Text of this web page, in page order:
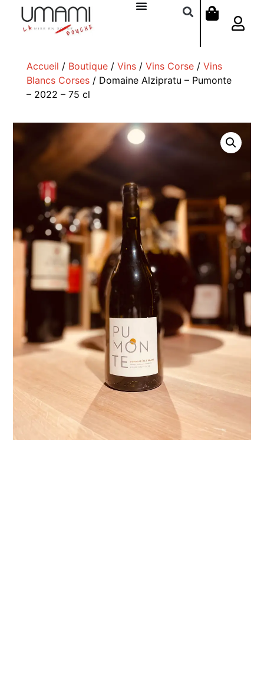
Accueil / Boutique/ Vins/ Vins Corse/ Vins
Blancs Corses/ Domaine Alzipratu – Pumonte
– 2022 – 75 cl